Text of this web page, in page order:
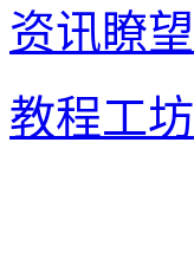
资讯瞭望
教程工坊